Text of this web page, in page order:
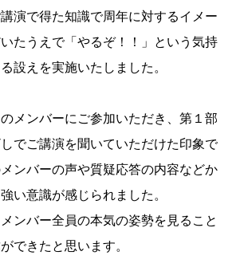
演で得た知識で周年に対するイメー
たうえで「やるぞ！！」という気持
設えを実施いたしました。
メンバーにご参加いただき、第１部
でご講演を聞いていただけた印象で
ンバーの声や質疑応答の内容などか
い意識が感じられました。
ンバー全員の本気の姿勢を見ること
できたと思います。